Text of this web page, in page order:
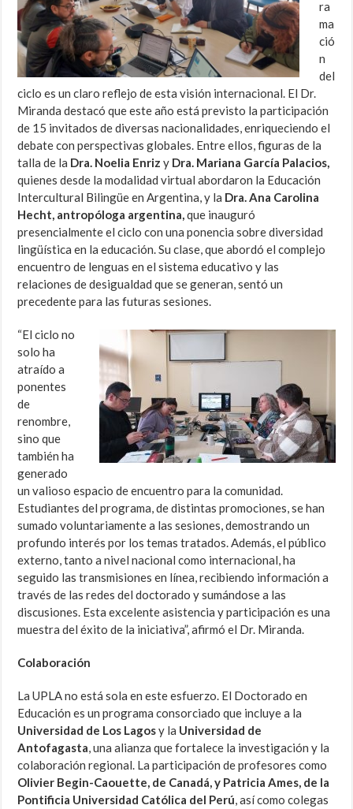
ra
ma
ció
n
del
ciclo es un claro reflejo de esta visión internacional. El Dr.
Miranda destacó que este año está previsto la participación
de 15 invitados de diversas nacionalidades, enriqueciendo el
debate con perspectivas globales. Entre ellos, figuras de la
talla de la Dra. Noelia Enriz y Dra. Mariana García Palacios,
quienes desde la modalidad virtual abordaron la Educación
Intercultural Bilingüe en Argentina, y la Dra. Ana Carolina
Hecht, antropóloga argentina,que inauguró
presencialmente el ciclo con una ponencia sobre diversidad
lingüística en la educación. Su clase, que abordó el complejo
encuentro de lenguas en el sistema educativo y las
relaciones de desigualdad que se generan, sentó un
precedente para las futuras sesiones.
“El ciclo no
solo ha
atraído a
ponentes
de
renombre,
sino que
también ha
generado
un valioso espacio de encuentro para la comunidad.
Estudiantes del programa, de distintas promociones, se han
sumado voluntariamente a las sesiones, demostrando un
profundo interés por los temas tratados. Además, el público
externo, tanto a nivel nacional como internacional, ha
seguido las transmisiones en línea, recibiendo información a
través de las redes del doctorado y sumándose a las
discusiones. Esta excelente asistencia y participación es una
muestra del éxito de la iniciativa”, afirmó el Dr. Miranda.
Colaboración
La UPLA no está sola en este esfuerzo. El Doctorado en
Educación es un programa consorciado que incluye a la
Universidad de Los Lagosy la Universidad de
Antofagasta, una alianza que fortalece la investigación y la
colaboración regional. La participación de profesores como
Olivier Begin-Caouette, de Canadá, y Patricia Ames, de la
Pontificia Universidad Católica del Perú, así como colegas